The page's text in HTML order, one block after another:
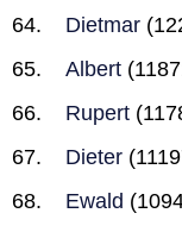
Dietmar
Albert
Rupert
Dieter
Ewald